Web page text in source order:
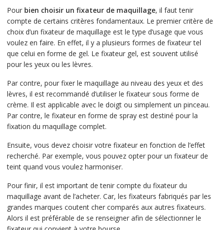
Pour bien choisir un fixateur de maquillage, il faut tenir
compte de certains critères fondamentaux. Le premier critère de
choix d’un fixateur de maquillage est le type d’usage que vous
voulez en faire. En effet, il y a plusieurs formes de fixateur tel
que celui en forme de gel. Le fixateur gel, est souvent utilisé
pour les yeux ou les lèvres.
Par contre, pour fixer le maquillage au niveau des yeux et des
lèvres, il est recommandé d’utiliser le fixateur sous forme de
crème. Il est applicable avec le doigt ou simplement un pinceau.
Par contre, le fixateur en forme de spray est destiné pour la
fixation du maquillage complet.
Ensuite, vous devez choisir votre fixateur en fonction de l’effet
recherché. Par exemple, vous pouvez opter pour un fixateur de
teint quand vous voulez harmoniser.
Pour finir, il est important de tenir compte du fixateur du
maquillage avant de l’acheter. Car, les fixateurs fabriqués par les
grandes marques coutent cher comparés aux autres fixateurs.
Alors il est préférable de se renseigner afin de sélectionner le